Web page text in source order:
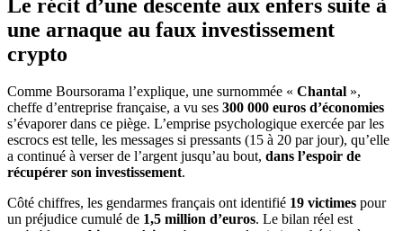
Le récit d’une descente aux enfers suite à
une arnaque au faux investissement
crypto
Comme Boursorama l’explique, une surnommée « Chantal »,
cheffe d’entreprise française, a vu ses 300 000 euros d’économies
s’évaporer dans ce piège. L’emprise psychologique exercée par les
escrocs est telle, les messages si pressants (15 à 20 par jour), qu’elle
a continué à verser de l’argent jusqu’au bout, dans l’espoir de
récupérer son investissement.
Côté chiffres, les gendarmes français ont identifié 19 victimes pour
un préjudice cumulé de 1,5 million d’euros. Le bilan réel est